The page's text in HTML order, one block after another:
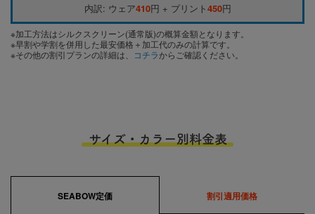
内訳: ウェア410円 + プリント450円
※加工方法はシルクスクリーン(通常版)の概算金額となります。
※早割や学割を併用した最安価格＋加工代のみの計算です。
※その他の割引プランの詳細は、
コチラからご確認ください。
サイズ・カラー別料金表
SEABOW定価 割引適用価格